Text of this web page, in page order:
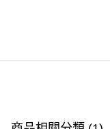
銀行匯款 請將存款存到
eshop@colourmix-
單。 如果訂購後七個工
付款後順豐站及營業點